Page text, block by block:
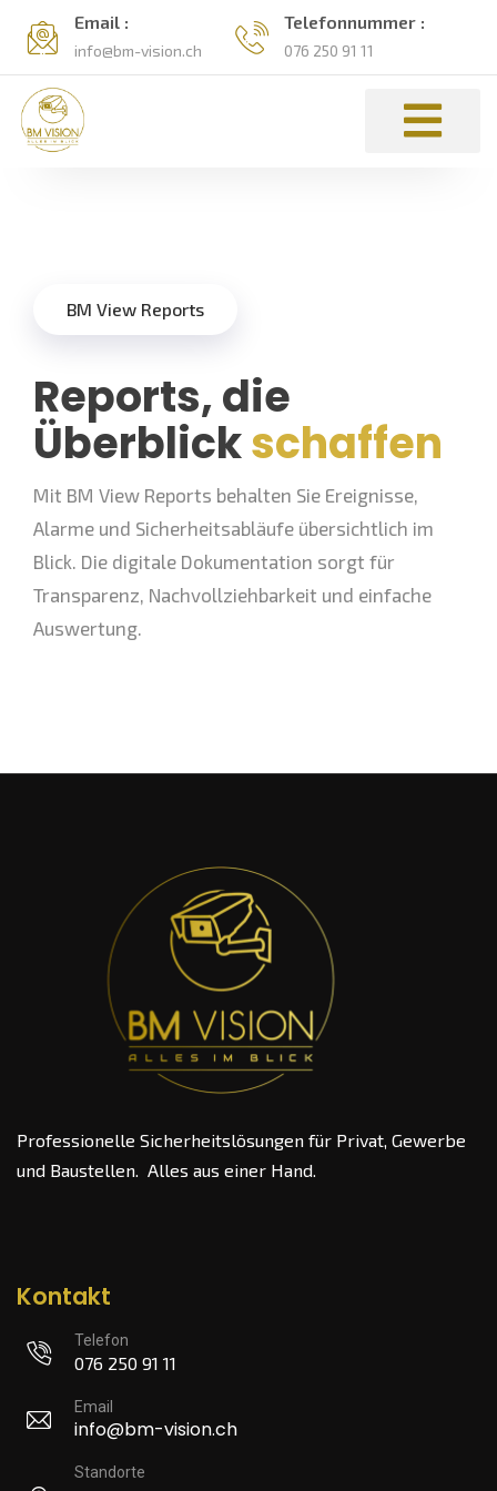
Email :
info@bm-vision.ch
Telefonnummer :
076 250 91 11
BM View Reports
Reports, die
Überblickschaffen
Mit BM View Reports behalten Sie Ereignisse,
Alarme und Sicherheitsabläufe übersichtlich im
Blick. Die digitale Dokumentation sorgt für
Transparenz, Nachvollziehbarkeit und einfache
Auswertung.
Professionelle Sicherheitslösungen für Privat, Gewerbe
und Baustellen. Alles aus einer Hand.
Kontakt
Telefon
076 250 91 11
Email
info@bm-vision.ch
Standorte